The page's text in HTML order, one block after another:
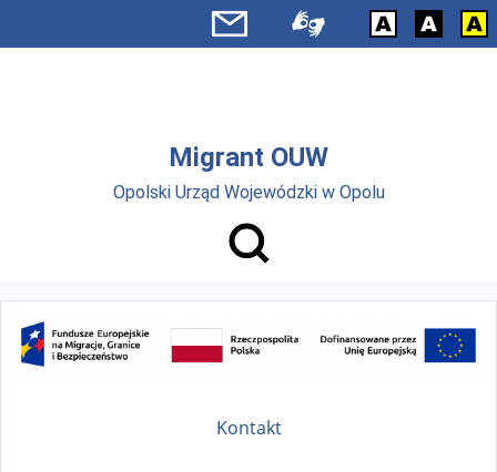
Przejdź do menu głównego
Migrant OUW
Opolski Urząd Wojewódzki w Opolu
Kontakt